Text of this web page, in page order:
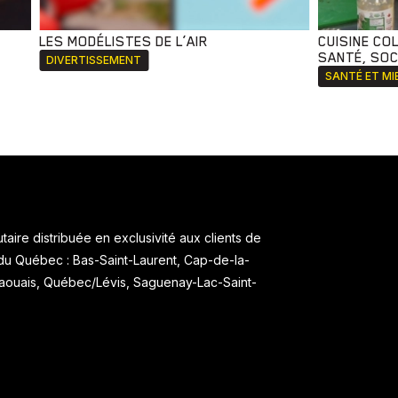
LES MODÉLISTES DE L’AIR
DIVERTISSEMENT
CUISINE
SANTÉ,
SANTÉ ET
distribuée en exclusivité aux clients de
Québec : Bas-Saint-Laurent, Cap-de-la-
Québec/Lévis, Saguenay-Lac-Saint-